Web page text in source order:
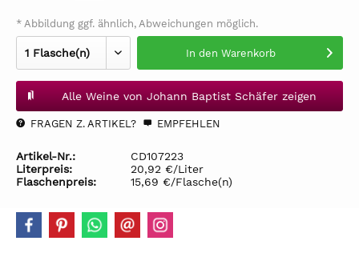
* Abbildung ggf. ähnlich, Abweichungen möglich.
In den Warenkorb
Alle Weine von Johann Baptist Schäfer zeigen
FRAGEN Z. ARTIKEL? EMPFEHLEN
Artikel-Nr.:
CD107223
Literpreis:
20,92 €/Liter
Flaschenpreis:
15,69 €/Flasche(n)